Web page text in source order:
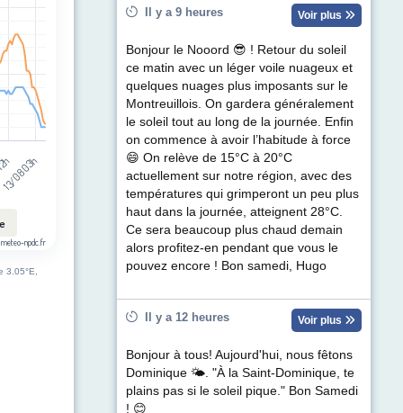
(km/h). Data ranges from 2 to 55.
13/08 03h
meteo-npdc.fr
3.05°E,
Il y a 9 heures Voir plus
Bonjour le Nooord 😎 ! Retour du soleil
ce matin avec un léger voile nuageux et
quelques nuages plus imposants sur le
Montreuillois. On gardera généralement
le soleil tout au long de la journée. Enfin
on commence à avoir l’habitude à force
😄 On relève de 15°C à 20°C
actuellement sur notre région, avec des
températures qui grimperont un peu plus
haut dans la journée, atteignent 28°C.
Ce sera beaucoup plus chaud demain
alors profitez-en pendant que vous le
pouvez encore ! Bon samedi, Hugo
Il y a 12 heures Voir plus
Bonjour à tous! Aujourd'hui, nous fêtons
Dominique 🌤. "À la Saint-Dominique, te
plains pas si le soleil pique." Bon Samedi
! 😊